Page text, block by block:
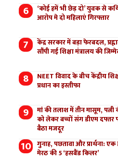
‘कोई हमें भी छेड़ दो’ युवक से
आरोप मे दो महिलाएं गिरफ्तार
केंद्र सरकार में बड़ा फेरबदल,
सौंपी गई शिक्षा मंत्रालय की
NEET विवाद के बीच केंद्रीय
प्रधान का इस्तीफा
मां की तलाश में तीन मासूम, पत्नी
को लेकर बच्चों संग डीएम दफ्तर
बैठा मजदूर
गुनाह, पछतावा और प्रार्थना:
मेरठ की 5 ‘हसबैंड किलर’